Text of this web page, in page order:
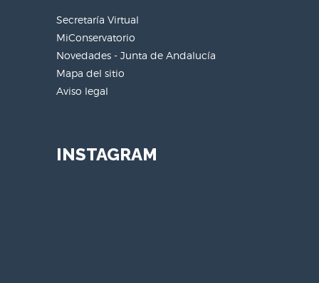
Secretaría Virtual
MiConservatorio
Novedades - Junta de Andalucía
Mapa del sitio
Aviso legal
INSTAGRAM